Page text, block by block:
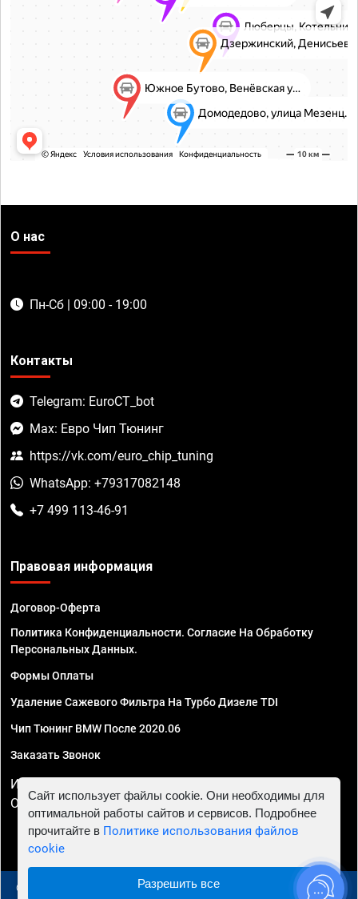
О нас
Пн-Сб | 09:00 - 19:00
Контакты
Telegram: EuroCT_bot
Max: Евро Чип Тюнинг
https://vk.com/euro_chip_tuning
WhatsApp: +79317082148
+7 499 113-46-91
Правовая информация
Договор-Оферта
Политика Конфиденциальности. Согласие На Обработку
Персональных Данных.
Формы Оплаты
Удаление Сажевого Фильтра На Турбо Дизеле TDI
Чип Тюнинг BMW После 2020.06
Заказать Звонок
ИП Смирнов Георгий Павлович. ИНН 781302555843,
ОГРНИП 324470400032610
© 2010 - 2026 Чип тюнинг в Москве и МО - Автосервис
Сайт использует файлы cookie. Они необходимы для
оптимальной работы сайтов и сервисов. Подробнее
прочитайте в Политике использования файлов
cookie
Разрешить все